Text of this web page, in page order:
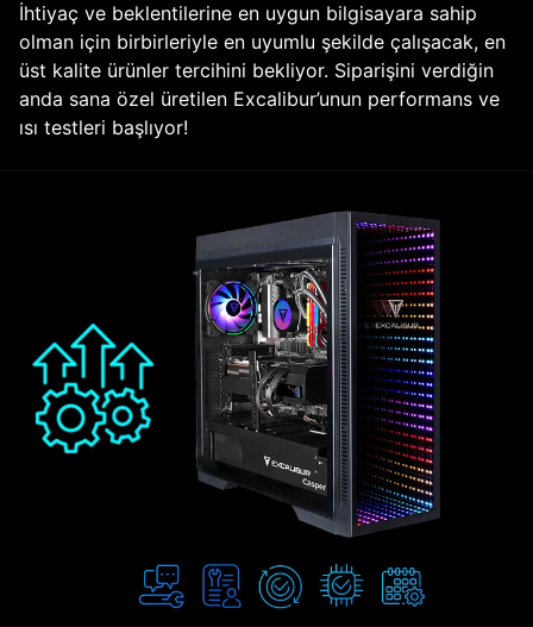
İhtiyaç ve beklentilerine en uygun bilgisayara sahip
olman için birbirleriyle en uyumlu şekilde çalışacak, en
üst kalite ürünler tercihini bekliyor. Siparişini verdiğin
anda sana özel üretilen Excalibur’unun performans ve
ısı testleri başlıyor!